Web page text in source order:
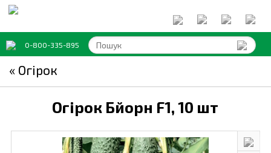
0-800-335-895
« Огірок
Огірок Бйорн F1,10 шт